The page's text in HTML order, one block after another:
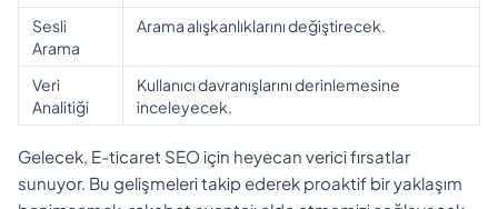
Sesli
Arama
Arama alışkanlıklarını değiştirecek.
Veri
Analitiği
Kullanıcı davranışlarını derinlemesine
inceleyecek.
Gelecek, E-ticaret SEO için heyecan verici fırsatlar
sunuyor. Bu gelişmeleri takip ederek proaktif bir yaklaşım